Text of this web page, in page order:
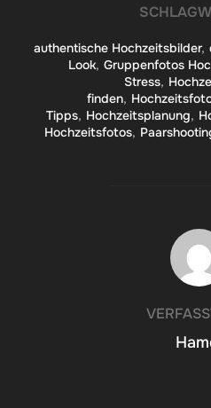
authentische Hochzeitsbilder,
Look, Gruppenfotos
Stress,
finden,
Tipps, Hochzeitsplanung,
Hochzeitsfotos,